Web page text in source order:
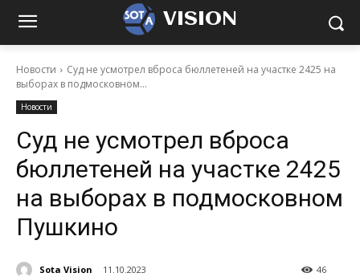
VISION
Новости
Суд не усмотрел вброса бюллетеней на участке 2425 на
выборах в подмосковном...
Новости
Суд не усмотрел вброса
бюллетеней на участке 2425
на выборах в подмосковном
Пушкино
Sota Vision 11.10.2023 46